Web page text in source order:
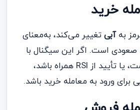
خرید
بهآبی تغییر می‌کند، به‌معنای
صعودی است. اگر این سیگنال با
یک شکست مقاومت، یا تأیید از RSI همراه باشد،
برای ورود به معامله خرید باشد.